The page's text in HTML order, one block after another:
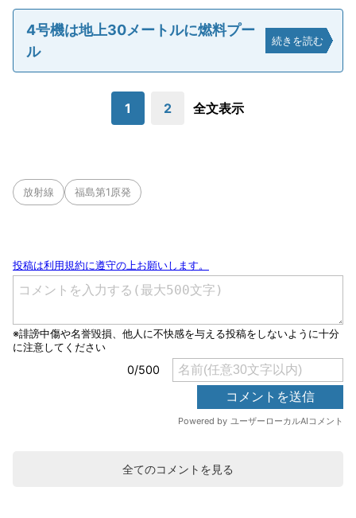
4号機は地上30メートルに燃料プー
ル
続きを読む
1 2 全文表示
放射線 福島第1原発
全てのコメントを見る